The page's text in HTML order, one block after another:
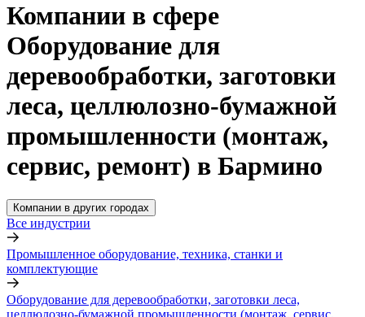
Компании в сфере
Оборудование для
деревообработки, заготовки
леса, целлюлозно-бумажной
промышленности (монтаж,
сервис, ремонт) в Бармино
Компании в других городах
Все индустрии
Промышленное оборудование, техника, станки и
комплектующие
Оборудование для деревообработки, заготовки леса,
целлюлозно-бумажной промышленности (монтаж, сервис,